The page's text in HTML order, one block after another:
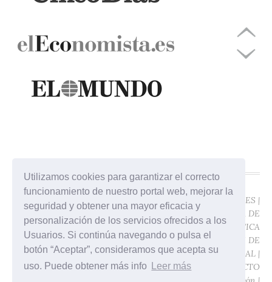
Utilizamos cookies para garantizar el correcto
funcionamiento de nuestro portal web, mejorar la
seguridad y obtener una mayor eficacia y
personalización de los servicios ofrecidos a los
Usuarios. Si continúa navegando o pulsa el
botón “Aceptar”, consideramos que acepta su
uso. Puede obtener más info
Leer más
©ÁTICO JURÍDICO -
SALCEDO ABOGADOS
2017
Gran Vía de las
Germanías, 25. 12ª -
46006 Valencia (España)
POLÍTICA DE COOKIES |
POLÍTICA DE
PRIVACIDAD |POLÍTICA
DE PROTECCIÓN DE
DATOS|AVISO LEGAL |
CONTACTO